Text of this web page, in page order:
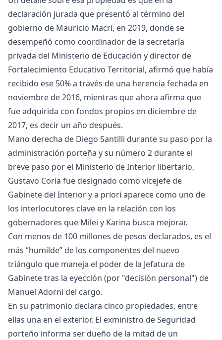
declaración jurada que presentó al término del
gobierno de Mauricio Macri, en 2019, donde se
desempeñó como coordinador de la secretaría
privada del Ministerio de Educación y director de
Fortalecimiento Educativo Territorial, afirmó que había
recibido ese 50% a través de una herencia fechada en
noviembre de 2016, mientras que ahora afirma que
fue adquirida con fondos propios en diciembre de
2017, es decir un año después.
Mano derecha de Diego Santilli durante su paso por la
administración porteña y su número 2 durante el
breve paso por el Ministerio de Interior libertario,
Gustavo Coria fue designado como vicejefe de
Gabinete del Interior y a priori aparece como uno de
los interlocutores clave en la relación con los
gobernadores que Milei y Karina busca mejorar.
Con menos de 100 millones de pesos declarados, es el
más “humilde” de los componentes del nuevo
triángulo que maneja el poder de la Jefatura de
Gabinete tras la eyección (por "decisión personal") de
Manuel Adorni del cargo.
En su patrimonio declara cinco propiedades, entre
ellas una en el exterior. El exministro de Seguridad
porteño informa ser dueño de la mitad de un